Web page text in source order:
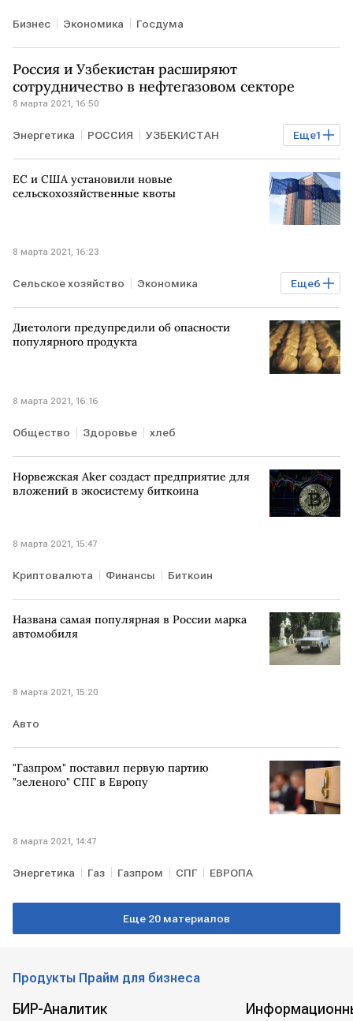
Бизнес Экономика Госдума
Россия и Узбекистан расширяют
сотрудничество в нефтегазовом секторе
8 марта 2021, 16:50
Еще1
Энергетика РОССИЯ УЗБЕКИСТАН
нефтегазовый сектор
ЕС и США установили новые
сельскохозяйственные квоты
8 марта 2021, 16:23
Еще6
Сельское хозяйство Экономика
Мировая экономика Brexit и его последствия
ЕС США Brexit квоты
Диетологи предупредили об опасности
популярного продукта
8 марта 2021, 16:16
Общество Здоровье хлеб
Норвежская Aker создаcт предприятие для
вложений в экосистему биткоина
8 марта 2021, 15:47
Криптовалюта Финансы Биткоин
Названа самая популярная в России марка
автомобиля
8 марта 2021, 15:20
Авто
"Газпром" поставил первую партию
"зеленого" СПГ в Европу
8 марта 2021, 14:47
Энергетика Газ Газпром СПГ ЕВРОПА
Еще 20 материалов
Продукты Прайм для бизнеса
БИР-Аналитик